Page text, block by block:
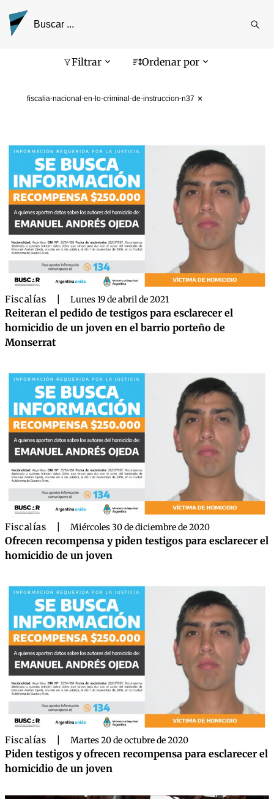
Filtrar Ordenar por
fiscalia-nacional-en-lo-criminal-de-instruccion-n37
Pantalla de búsqueda
Fiscalías Lunes 19 de abril de 2021
Reiteran el pedido de testigos para esclarecer el
homicidio de un joven en el barrio porteño de
Monserrat
Fiscalías Miércoles 30 de diciembre de 2020
Ofrecen recompensa y piden testigos para esclarecer el
homicidio de un joven
Fiscalías Martes 20 de octubre de 2020
Piden testigos y ofrecen recompensa para esclarecer el
homicidio de un joven